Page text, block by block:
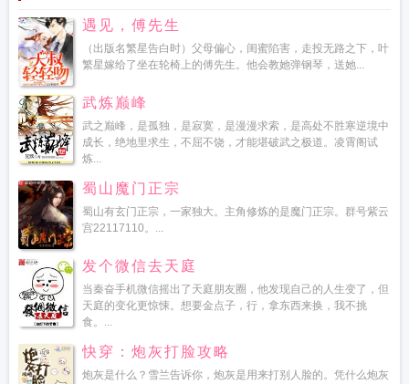
遇见，傅先生
（出版名繁星告白时）父母偏心，闺蜜陷害，走投无路之下，叶
繁星嫁给了坐在轮椅上的傅先生。他会教她弹钢琴，送她...
武炼巅峰
武之巅峰，是孤独，是寂寞，是漫漫求索，是高处不胜寒逆境中
成长，绝地里求生，不屈不饶，才能堪破武之极道。凌霄阁试
炼...
蜀山魔门正宗
蜀山有玄门正宗，一家独大。主角修炼的是魔门正宗。群号紫云
宫22117110。...
发个微信去天庭
当秦奋手机微信摇出了天庭朋友圈，他发现自己的人生变了，但
天庭的变化更惊悚。想要金点子，行，拿东西来换，我不挑
食。...
快穿：炮灰打脸攻略
炮灰是什么？雪兰告诉你，炮灰是用来打别人脸的。凭什么炮灰